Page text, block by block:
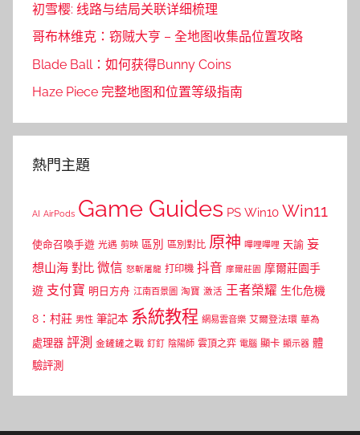
初雪樱: 线路与结局关联详细梳理
哥布林维克：窃贼大亨 – 全地图收集品位置攻略
Blade Ball：如何获得Bunny Coins
Haze Piece 完整地图和位置等级指南
熱門主題
AI AirPods Game Guides PS Win10 Win11
使命召喚手遊 光遇 剪映 區別 區別對比 原神 嗶哩嗶哩 天諭 妄
想山海 對比 微信 怒斬屠龍 打印機 抖音 摩爾莊園 摩爾莊園手
遊 支付寶 明日方舟 江南百景圖 淘寶 激活 王者榮耀 生化危機
8：村莊 男性 筆記本 系統教程 網易雲音樂 艾爾登法環 華為
處理器 評測 金鏟鏟之戰 釘釘 陰陽師 雲頂之弈 電腦 顯卡 顯示器 體
驗評測